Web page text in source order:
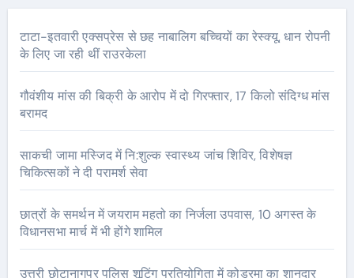
टाटा-इतवारी एक्सप्रेस से छह नाबालिग बच्चियों का रेस्क्यू, धान रोपनी
के लिए जा रही थीं राउरकेला
गौवंशीय मांस की बिक्री के आरोप में दो गिरफ्तार, 17 किलो संदिग्ध मांस
बरामद
साकची जामा मस्जिद में नि:शुल्क स्वास्थ्य जांच शिविर, विशेषज्ञ
चिकित्सकों ने दी परामर्श सेवा
छात्रों के समर्थन में जयराम महतो का निर्जला उपवास, 10 अगस्त के
विधानसभा मार्च में भी होंगे शामिल
उत्तरी छोटानागपुर पुलिस शूटिंग प्रतियोगिता में कोडरमा का शानदार